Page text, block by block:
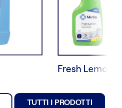
TUTTI I PRODOTTI
Fresh Lemon